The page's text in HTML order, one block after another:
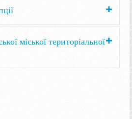
міської територіальної